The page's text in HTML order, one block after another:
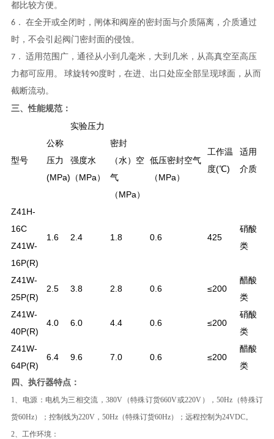
都比较方便。
6． 在全开或全闭时，闸体和阀座的密封面与介质隔离，介质通过
时，不会引起阀门密封面的侵蚀。
7． 适用范围广，通径从小到几毫米，大到几米，从高真空至高压
力都可应用。 球旋转90度时，在进、出口处应全部呈现球面，从而
截断流动。
三、性能规范：
型号
公称
压力
(MPa)
实验压力
工作温
度(℃)
适用
介质
强度水
（MPa）
密封
（水）空
气
（MPa）
低压密封空气
（MPa）
Z41H-
16C
Z41W-
16P(R)
1.6 2.4 1.8 0.6 425
硝酸
类
Z41W-
25P(R)
2.5 3.8 2.8 0.6 ≤200
醋酸
类
Z41W-
40P(R)
4.0 6.0 4.4 0.6 ≤200
硝酸
类
Z41W-
64P(R)
6.4 9.6 7.0 0.6 ≤200
醋酸
类
四、执行器特点：
1、电源：电机为三相交流，380V（特殊订货660V或220V），50Hz（特殊订
货60Hz）；控制线为220V，50Hz（特殊订货60Hz）；远程控制为24VDC。
2、工作环境：